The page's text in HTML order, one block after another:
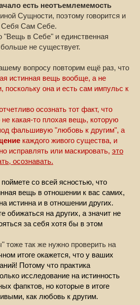
есть неотъемлемемость
Сущности, поэтому говорится и
Себя Сам Себе.
"Вещь в Себе" и единственная
не существует.
вопросу повторим ещё раз, что
истинная вещь вообще, а не
поскольку она и есть сам импульс к
осознать тот факт, что
не какая-то плохая вещь, которую
фальшивую "любовь к другим", а
каждого живого существа, и
исправлять или маскировать, это
осознавать.
со всей ясностью, что
вещь в отношении к вас самих,
истинна и в отношении других.
обижаться на других, а значит не
за себя хотя бы в этом
тоже так же нужно проверить на
итоге окажется, что у ваших
Потому что практика
исследование на истинность
фапктов, но которые в итоге
как любовь к другим.